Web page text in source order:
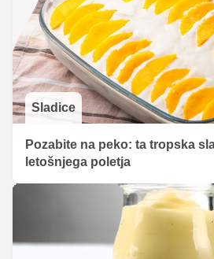
Sladice
Pozabite na peko: ta tropska
letošnjega poletja